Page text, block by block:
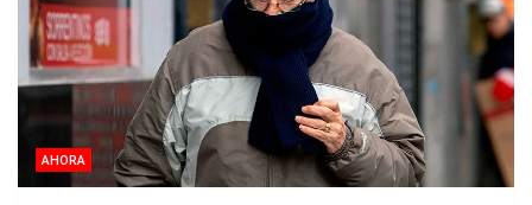
AHORA